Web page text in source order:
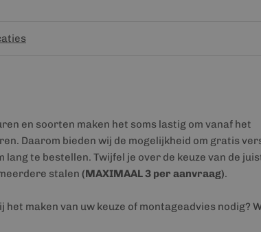
en soorten maken het soms lastig om vanaf het
Daarom bieden wij de mogelijkheid om gratis
lang te bestellen. Twijfel je over de keuze van de
stalen (MAXIMAAL 3 per aanvraag).
het maken van uw keuze of montageadvies nodig?